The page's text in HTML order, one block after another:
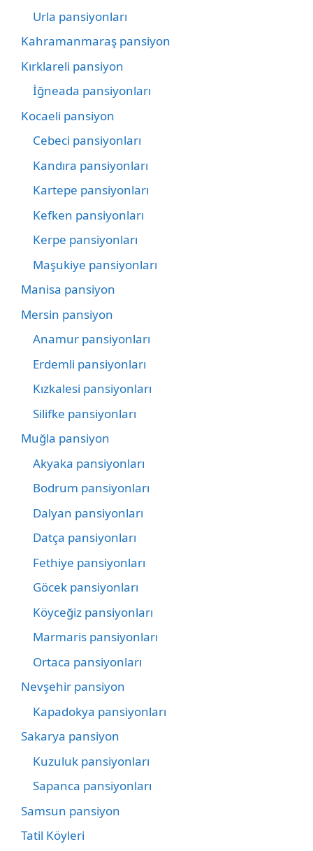
Urla pansiyonları
Kahramanmaraş pansiyon
Kırklareli pansiyon
İğneada pansiyonları
Kocaeli pansiyon
Cebeci pansiyonları
Kandıra pansiyonları
Kartepe pansiyonları
Kefken pansiyonları
Kerpe pansiyonları
Maşukiye pansiyonları
Manisa pansiyon
Mersin pansiyon
Anamur pansiyonları
Erdemli pansiyonları
Kızkalesi pansiyonları
Silifke pansiyonları
Muğla pansiyon
Akyaka pansiyonları
Bodrum pansiyonları
Dalyan pansiyonları
Datça pansiyonları
Fethiye pansiyonları
Göcek pansiyonları
Köyceğiz pansiyonları
Marmaris pansiyonları
Ortaca pansiyonları
Nevşehir pansiyon
Kapadokya pansiyonları
Sakarya pansiyon
Kuzuluk pansiyonları
Sapanca pansiyonları
Samsun pansiyon
Tatil Köyleri